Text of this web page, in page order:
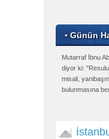
▪ Günün
Mutarraf İbnu
diyor ki:
misali,
bulunmasına